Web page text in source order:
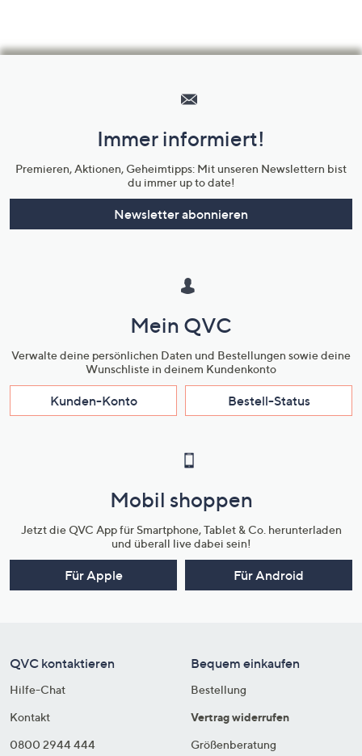
Unternehmensinformationen
Immer informiert!
Premieren, Aktionen, Geheimtipps: Mit unseren Newslettern bist
du immer up to date!
Newsletter abonnieren
Mein QVC
Verwalte deine persönlichen Daten und Bestellungen sowie deine
Wunschliste in deinem Kundenkonto
Kunden-Konto Bestell-Status
Mobil shoppen
Jetzt die QVC App für Smartphone, Tablet & Co. herunterladen
und überall live dabei sein!
Für Apple Für Android
QVC kontaktieren
Hilfe-Chat
Kontakt
0800 2944 444
Bequem einkaufen
Bestellung
Vertrag widerrufen
Größenberatung